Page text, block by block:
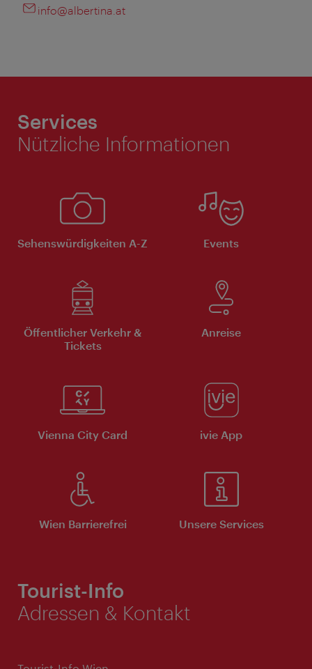
info@albertina.at
Services
Nützliche Informationen
Sehenswürdigkeiten A-Z Events
Öffentlicher Verkehr &
Tickets
Anreise
Vienna City Card ivie App
Wien Barrierefrei Unsere Services
Tourist-Info
Adressen & Kontakt